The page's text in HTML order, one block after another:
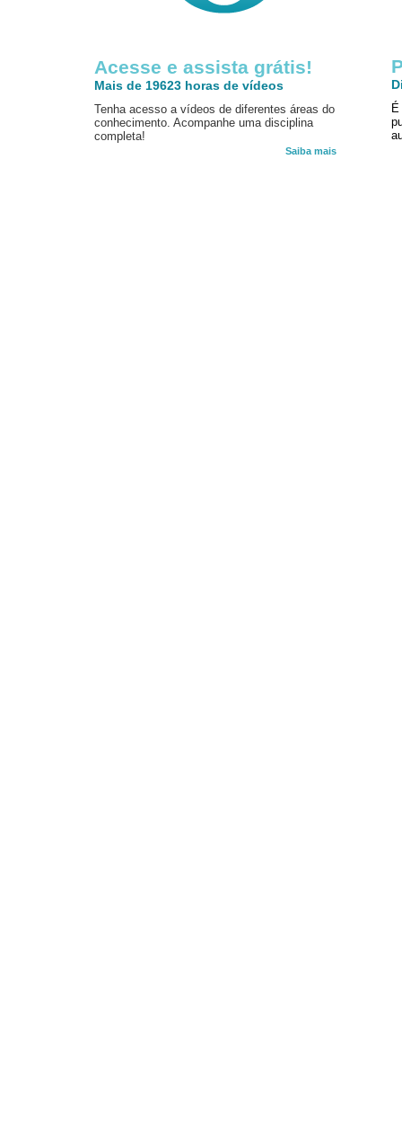
Acesse e assista grátis!
Mais de 19623 horas de vídeos
Tenha acesso a vídeos de diferentes áreas do
conhecimento. Acompanhe uma disciplina
completa!
Saiba mais